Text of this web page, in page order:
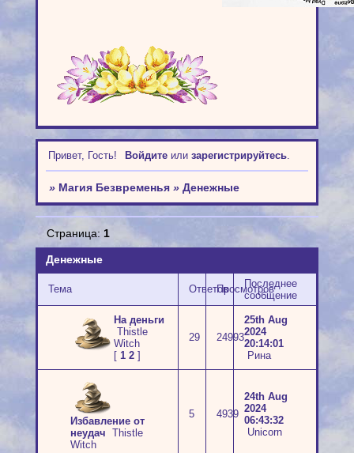
Привет, Гость! Войдитеили зарегистрируйтесь.
» Магия Безвременья » Денежные
Денежные
Страница: 1
Тема ОтветовПросмотров
Последнее
сообщение
На деньги
Thistle
Witch
[ 1 2 ]
29 24993
25th Aug
2024
20:14:01
Рина
Избавление от
неудач Thistle
Witch
5 4939
24th Aug
2024
06:43:32
Unicorn